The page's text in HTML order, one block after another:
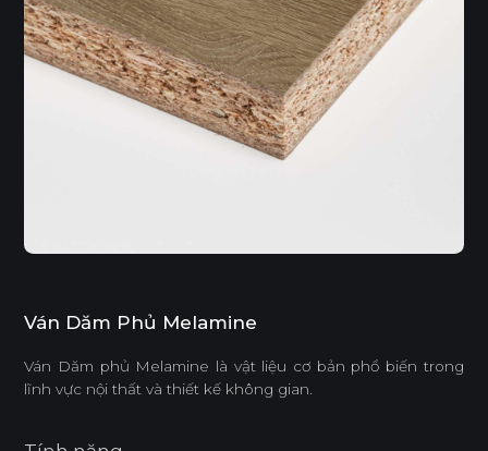
Ván Dăm Phủ Melamine
Ván Dăm phủ Melamine là vật liệu cơ bản phổ biến trong
lĩnh vực nội thất và thiết kế không gian.